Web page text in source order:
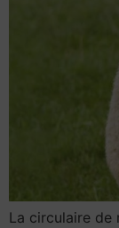
La circulaire de